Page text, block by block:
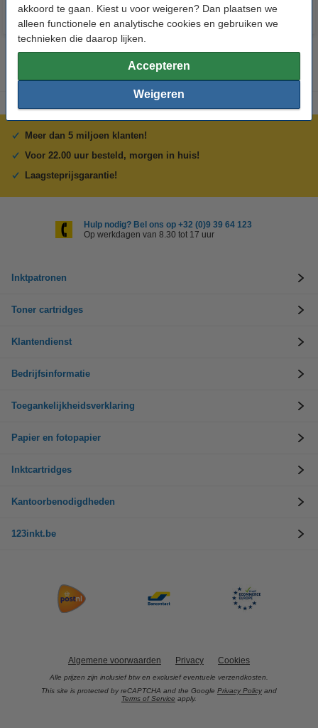
akkoord te gaan. Kiest u voor weigeren? Dan plaatsen we
alleen functionele en analytische cookies en gebruiken we
technieken die daarop lijken.
Accepteren
Weigeren
Meer dan 5 miljoen klanten!
Voor 22.00 uur besteld, morgen in huis!
Laagsteprijsgarantie!
Hulp nodig? Bel ons op +32 (0)9 39 64 123
Op werkdagen van 8.30 tot 17 uur
Inktpatronen
Toner cartridges
Klantendienst
Bedrijfsinformatie
Toegankelijkheidsverklaring
Papier en fotopapier
Inktcartridges
Kantoorbenodigdheden
123inkt.be
Algemene voorwaarden Privacy Cookies
Alle prijzen zijn inclusief btw en exclusief eventuele verzendkosten.
This site is protected by reCAPTCHA and the Google Privacy Policy and
Terms of Service apply.